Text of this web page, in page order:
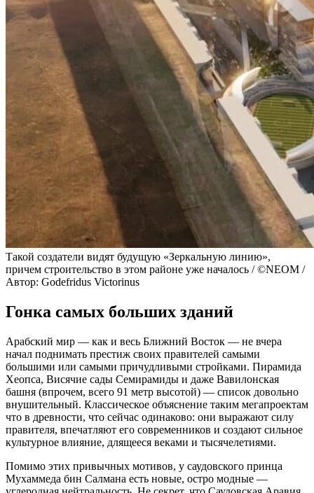
Такой создатели видят будущую «Зеркальную линию»,
причем строительство в этом районе уже началось / ©NEOM /
Автор: Godefridus Victorinus
Гонка самых больших зданий
Арабский мир — как и весь Ближний Восток — не вчера
начал поднимать престиж своих правителей самыми
большими или самыми причудливыми стройками. Пирамида
Хеопса, Висячие сады Семирамиды и даже Вавилонская
башня (впрочем, всего 91 метр высотой) — список довольно
внушительный. Классическое объяснение таким мегапроектам
что в древности, что сейчас одинаково: они выражают силу
правителя, впечатляют его современников и создают сильное
культурное влияние, длящееся веками и тысячелетиями.
Помимо этих привычных мотивов, у саудовского принца
Мухаммеда бин Салмана есть новые, остро модные —